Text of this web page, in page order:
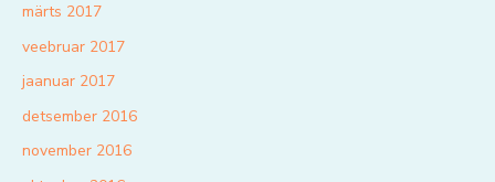
märts 2017
veebruar 2017
jaanuar 2017
detsember 2016
november 2016